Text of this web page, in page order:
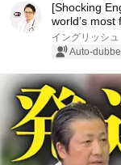
[Shocking
world’s most
イングリッシ
Auto-